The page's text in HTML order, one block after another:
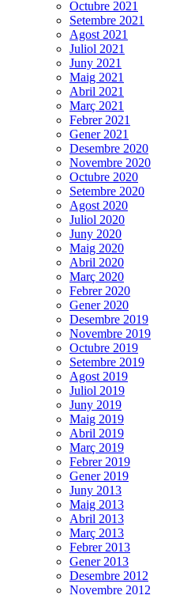
Octubre 2021
Setembre 2021
Agost 2021
Juliol 2021
Juny 2021
Maig 2021
Abril 2021
Març 2021
Febrer 2021
Gener 2021
Desembre 2020
Novembre 2020
Octubre 2020
Setembre 2020
Agost 2020
Juliol 2020
Juny 2020
Maig 2020
Abril 2020
Març 2020
Febrer 2020
Gener 2020
Desembre 2019
Novembre 2019
Octubre 2019
Setembre 2019
Agost 2019
Juliol 2019
Juny 2019
Maig 2019
Abril 2019
Març 2019
Febrer 2019
Gener 2019
Juny 2013
Maig 2013
Abril 2013
Març 2013
Febrer 2013
Gener 2013
Desembre 2012
Novembre 2012